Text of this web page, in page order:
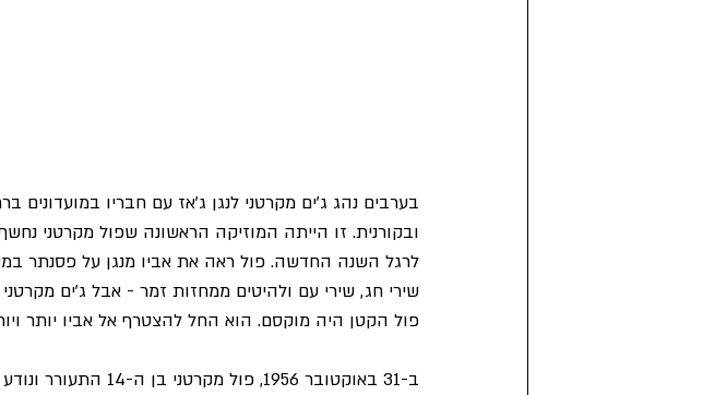
בערבים נהג ג'ים מקרטני לנגן ג'אז עם חבריו במועדונים
ובקורנית. זו הייתה המוזיקה הראשונה שפול מקרטני
לרגל השנה החדשה. פול ראה את אביו מנגן על פסנתר
שירי חג, שירי עם ולהיטים ממחזות זמר - אבל ג'ים
פול הקטן היה מוקסם. הוא החל להצטרף אל אביו יותר
ב-31 באוקטובר